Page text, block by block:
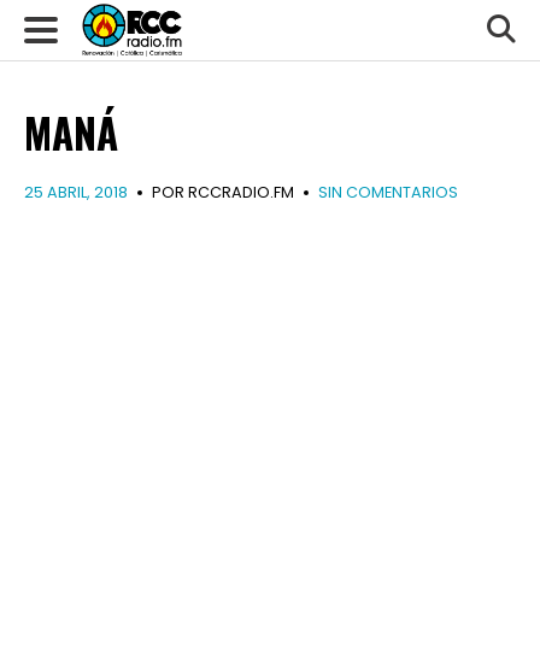
MANÁ
25 ABRIL, 2018 POR RCCRADIO.FM SIN COMENTARIOS